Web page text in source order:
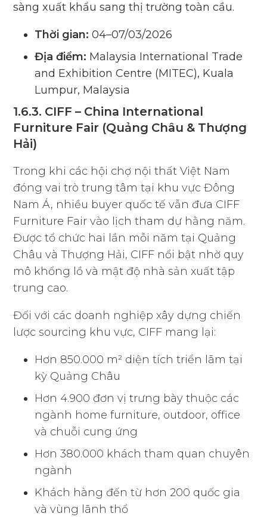
sàng xuất khẩu sang thị trường toàn cầu.
Thời gian: 04–07/03/2026
Địa điểm: Malaysia International Trade
and Exhibition Centre (MITEC), Kuala
Lumpur, Malaysia
1.6.3. CIFF – China International
Furniture Fair (Quảng Châu & Thượng
Hải)
Trong khi các hội chợ nội thất Việt Nam
đóng vai trò trung tâm tại khu vực Đông
Nam Á, nhiều buyer quốc tế vẫn đưa CIFF
Furniture Fair vào lịch tham dự hằng năm.
Được tổ chức hai lần mỗi năm tại Quảng
Châu và Thượng Hải, CIFF nổi bật nhờ quy
mô khổng lồ và mật độ nhà sản xuất tập
trung cao.
Đối với các doanh nghiệp xây dựng chiến
lược sourcing khu vực, CIFF mang lại:
Hơn 850.000 m² diện tích triển lãm tại
kỳ Quảng Châu
Hơn 4.900 đơn vị trưng bày thuộc các
ngành home furniture, outdoor, office
và chuỗi cung ứng
Hơn 380.000 khách tham quan chuyên
ngành
Khách hàng đến từ hơn 200 quốc gia
và vùng lãnh thổ